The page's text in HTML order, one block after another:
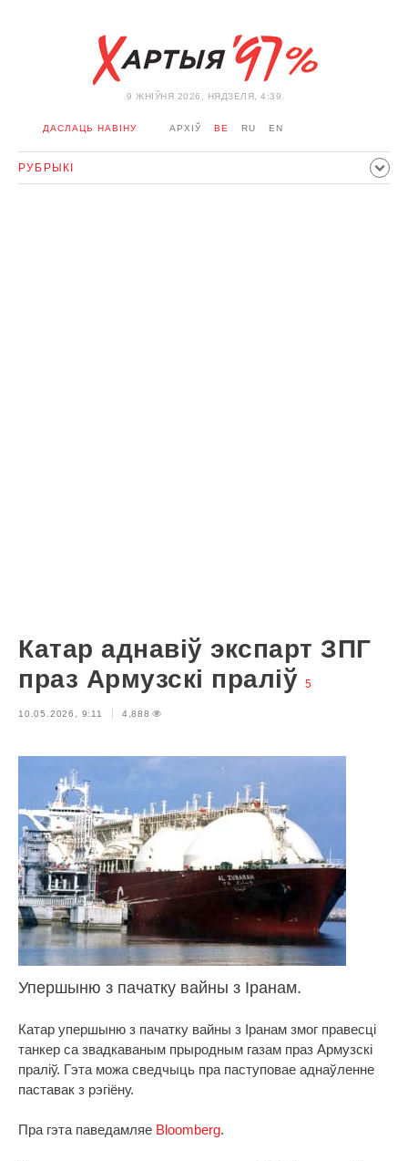
9 ЖНIЎНЯ 2026, НЯДЗЕЛЯ, 4:39
ДАСЛАЦЬ НАВІНУ АРХІЎ BE RU EN
РУБРЫКІ
Катар аднавіў экспарт ЗПГ
праз Армузскі праліў 5
10.05.2026, 9:11 4,888
Упершыню з пачатку вайны з Іранам.
Катар упершыню з пачатку вайны з Іранам змог правесці
танкер са звадкаваным прыродным газам праз Армузскі
праліў. Гэта можа сведчыць пра паступовае аднаўленне
паставак з рэгіёну.
Пра гэта паведамляе Bloomberg.